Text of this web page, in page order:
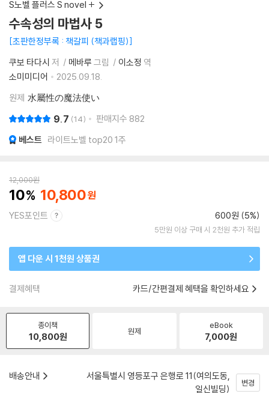
S노벨 플러스 S novel +
수속성의 마법사 5
초판한정부록 : 책갈피 (책과랩핑)
쿠보 타다시 저 메바루 그림 이소정 역
소미미디어
2025.09.18.
원제 水屬性の魔法使い
9.7 14 판매지수 882
베스트 라이트노벨 top20 1주
12,000원
10 10,800
YES포인트 600원 (5%)
5만원 이상 구매 시 2천원 추가 적립
앱 다운 시 1천원 상품권
결제혜택 카드/간편결제 혜택을 확인하세요
종이책
10,800원 원제
eBook
7,000원
배송안내
서울특별시 영등포구 은행로 11(여의도동,
일신빌딩)
변경